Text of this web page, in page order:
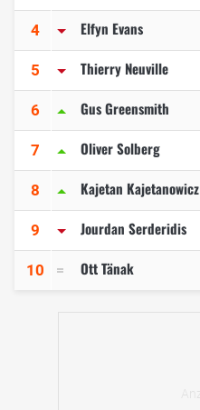
4 Elfyn Evans
5 Thierry Neuville
6 Gus Greensmith
7 Oliver Solberg
8 Kajetan Kajetanowicz
9 Jourdan Serderidis
10 Ott Tänak